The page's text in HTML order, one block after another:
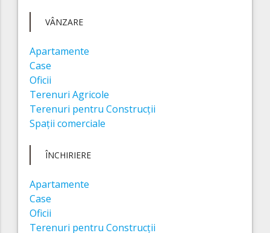
VÂNZARE
Apartamente
Case
Oficii
Terenuri Agricole
Terenuri pentru Construcții
Spații comerciale
ÎNCHIRIERE
Apartamente
Case
Oficii
Terenuri pentru Construcții